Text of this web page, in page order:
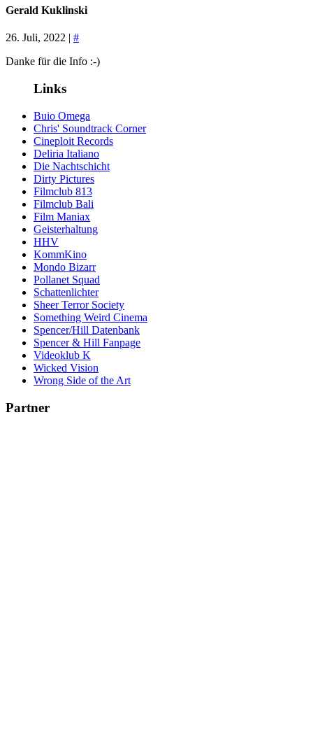
Gerald Kuklinski
26. Juli, 2022 | #
Danke für die Info :-)
Links
Buio Omega
Chris' Soundtrack Corner
Cineploit Records
Deliria Italiano
Die Nachtschicht
Dirty Pictures
Filmclub 813
Filmclub Bali
Film Maniax
Geisterhaltung
HHV
KommKino
Mondo Bizarr
Pollanet Squad
Schattenlichter
Sheer Terror Society
Something Weird Cinema
Spencer/Hill Datenbank
Spencer & Hill Fanpage
Videoklub K
Wicked Vision
Wrong Side of the Art
Partner